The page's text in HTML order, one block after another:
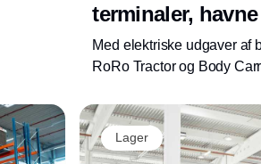
terminaler,
intern transport
Med elektriske udgaver af
RoRo Tractor og Body
virksomheder, der
havneoperationer,
transport. Hos N.C.
Lager